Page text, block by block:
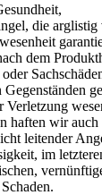
die arglistig
dem
Gegenständen
Verletzung
haften wir auch
leitender
im